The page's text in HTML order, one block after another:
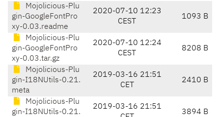
Mojolicious-Plu
gin-GoogleFontPro
xy-0.03.readme
2020-07-10 12:23
CEST
1093 B
Mojolicious-Plu
gin-GoogleFontPro
xy-0.03.tar.gz
2020-07-10 12:24
CEST
8208 B
Mojolicious-Plu
gin-I18NUtils-0.21.
meta
2019-03-16 21:51
CET
2410 B
Mojolicious-Plu
gin-I18NUtils-0.21.
2019-03-16 21:51
3894 B